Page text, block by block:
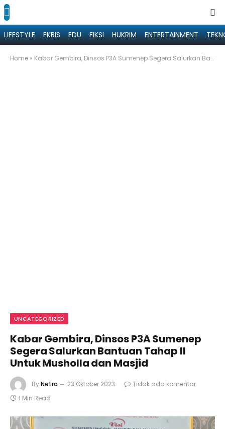
LIFESTYLE EKBIS EDU FIKSI HUKRIM ENTERTAINMENT
Home » Kabar Gembira, Dinsos P3A Sumenep Segera Salurkan Bantuan Tahap II Untuk Musholla dan Masjid
UNCATEGORIZED
Kabar Gembira, Dinsos P3A Sumenep
Segera Salurkan Bantuan Tahap II
Untuk Musholla dan Masjid
ByNetra 23 Oktober 2023
Tidak ada komentar
1 Min Read